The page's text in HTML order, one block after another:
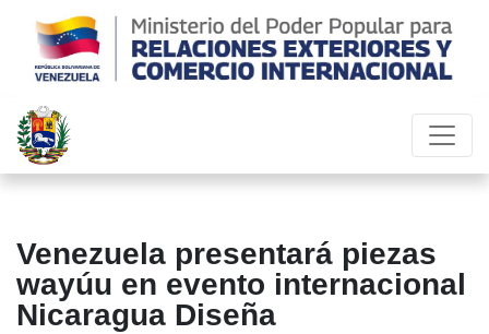
Venezuela presentará piezas
wayúu en evento internacional
Nicaragua Diseña